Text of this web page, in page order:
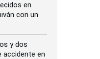
en
con un
y dos
accidente en